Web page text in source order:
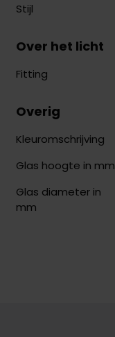
Stijl
Over het licht
Fitting
Overig
Kleuromschrijving
Glas hoogte in mm
Glas diameter in
mm